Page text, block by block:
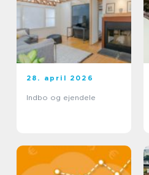
28. april 2026
Indbo og ejendele